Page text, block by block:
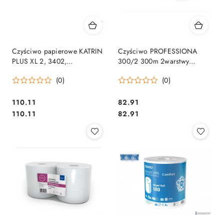
Czyściwo papierowe KATRIN
PLUS XL 2, 3402,
(0)
Cena:
110.11
Cena:
110.11
Czyściwo PROFESSIONA
300/2 300m 2warstwy
(0)
Cena:
82.91
Cena:
82.91